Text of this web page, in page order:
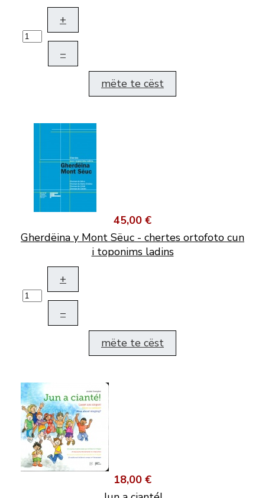
+
–
mëte te cëst
45,00 €
Gherdëina y Mont Sëuc - chertes ortofoto cun
i toponims ladins
+
–
mëte te cëst
18,00 €